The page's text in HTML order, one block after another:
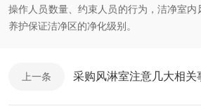
操作人员数量、约束人员的行为，洁净室内
养护保证洁净区的净化级别。
上一条 采购风淋室注意几大相关